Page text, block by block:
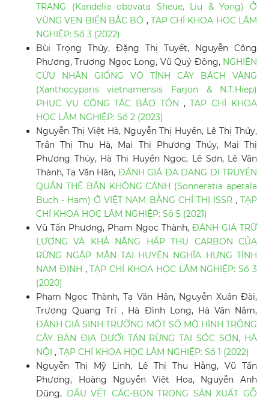
TRANG (Kandelia obovata Sheue, Liu & Yong) Ở
VÙNG VEN BIỂN BẮC BỘ , TẠP CHÍ KHOA HỌC LÂM
NGHIỆP: Số 3 (2022)
Bùi Trọng Thủy, Đặng Thị Tuyết, Nguyễn Công
Phương, Trương Ngọc Long, Vũ Quý Đông, NGHIÊN
CỨU NHÂN GIỐNG VÔ TÍNH CÂY BÁCH VÀNG
(Xanthocyparis vietnamensis Farjon & N.T.Hiep)
PHỤC VỤ CÔNG TÁC BẢO TỒN ,TẠP CHÍ KHOA
HỌC LÂM NGHIỆP: Số 2 (2023)
Nguyễn Thị Việt Hà, Nguyễn Thị Huyền, Lê Thị Thủy,
Trần Thị Thu Hà, Mai Thị Phương Thúy, Mai Thị
Phương Thúy, Hà Thị Huyền Ngọc, Lê Sơn, Lê Văn
Thành, Tạ Văn Hân, ĐÁNH GIÁ ĐA DẠNG DI TRUYỀN
QUẦN THỂ BẦN KHÔNG CÁNH (Sonneratia apetala
Buch - Ham) Ở VIỆT NAM BẰNG CHỈ THỊ ISSR ,TẠP
CHÍ KHOA HỌC LÂM NGHIỆP: Số 5 (2021)
Vũ Tấn Phương, Phạm Ngọc Thành,ĐÁNH GIÁ TRỮ
LƯỢNG VÀ KHẢ NĂNG HẤP THỤ CARBON CỦA
RỪNG NGẬP MẶN TẠI HUYỆN NGHĨA HƯNG TỈNH
NAM ĐỊNH ,TẠP CHÍ KHOA HỌC LÂM NGHIỆP: Số 3
(2020)
Phạm Ngọc Thành, Tạ Văn Hân, Nguyễn Xuân Đài,
Trương Quang Trí , Hà Đình Long, Hà Văn Năm,
ĐÁNH GIÁ SINH TRƯỞNG MỘT SỐ MÔ HÌNH TRỒNG
CÂY BẢN ĐỊA DƯỚI TÁN RỪNG TẠI SÓC SƠN, HÀ
NỘI , TẠP CHÍ KHOA HỌC LÂM NGHIỆP: Số 1 (2022)
Nguyễn Thị Mỹ Linh, Lê Thị Thu Hằng, Vũ Tấn
Phương, Hoàng Nguyễn Việt Hoa, Nguyễn Anh
Dũng, DẤU VẾT CÁC-BON TRONG SẢN XUẤT GỖ